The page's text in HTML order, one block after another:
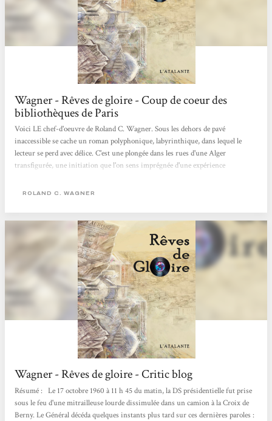
Wagner - Rêves de gloire - Coup de coeur des
bibliothèques de Paris
Voici LE chef-d'oeuvre de Roland C. Wagner. Sous les dehors de pavé
inaccessible se cache un roman polyphonique, labyrinthique, dans lequel le
lecteur se perd avec délice. C'est une plongée dans les rues d'une Alger
transfigurée, une initiation que l'on sens imprégnée d'une expérience
laquelle chacun saura trouver son bonheur. Coup de coeur 2011 du collectif de
ROLAND C. WAGNER
Wagner - Rêves de gloire - Critic blog
Résumé : Le 17 octobre 1960 à 11 h 45 du matin, la DS présidentielle fut prise
sous le feu d'une mitrail­leuse lourde dissimulée dans un camion à la Croix de
Berny. Le Général décéda quelques instants plus tard sur ces dernières paroles :